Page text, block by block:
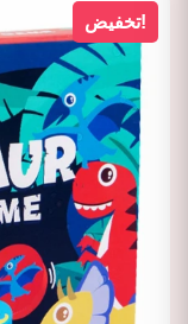
تخفيض!